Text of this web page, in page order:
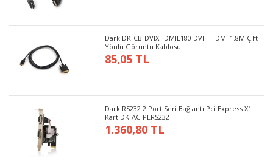
Dark DK-CB-DVIXHDMIL180 DVI - HDMI 1.8M Çift
Yönlü Görüntü Kablosu
85,05 TL
Dark RS232 2 Port Seri Bağlantı Pci Express X1
Kart DK-AC-PERS232
1.360,80 TL